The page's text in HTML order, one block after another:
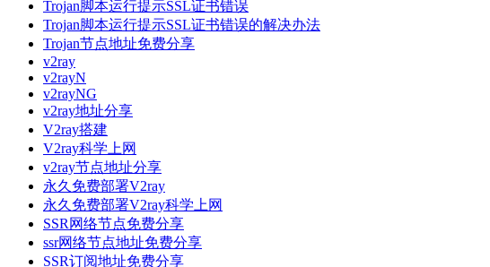
Trojan脚本运行提示SSL证书错误
Trojan脚本运行提示SSL证书错误的解决办法
Trojan节点地址免费分享
v2ray
v2rayN
v2rayNG
v2ray地址分享
V2ray搭建
V2ray科学上网
v2ray节点地址分享
永久免费部署V2ray
永久免费部署V2ray科学上网
SSR网络节点免费分享
ssr网络节点地址免费分享
SSR订阅地址免费分享